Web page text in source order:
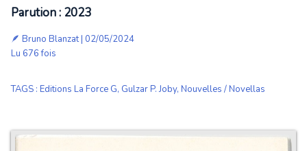
Parution : 2023
🪶 Bruno Blanzat| 02/05/2024
Lu 676 fois
TAGS : Editions La Force G, Gulzar P. Joby, Nouvelles / Novellas